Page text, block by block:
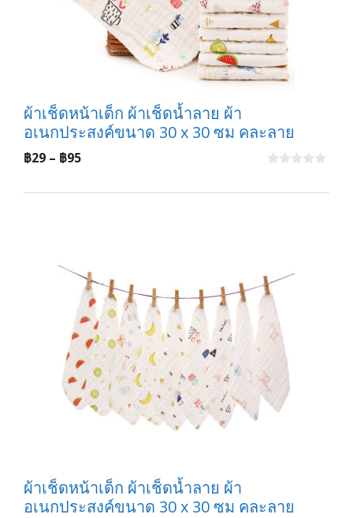
ผ้าเช็ดหน้าเด็ก ผ้าเช็ดน้ำลาย ผ้า
อเนกประสงค์ขนาด 30 x 30 ซม คละลาย
u
฿29 – ฿95Price
฿29
ผ้าเช็ดหน้าเด็ก ผ้าเช็ดน้ำลาย ผ้า
อเนกประสงค์ขนาด 30 x 30 ซม คละลาย